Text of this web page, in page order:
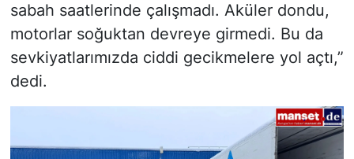
sabah saatlerinde çalışmadı. Aküler dondu,
motorlar soğuktan devreye girmedi. Bu da
sevkiyatlarımızda ciddi gecikmelere yol açtı,”
dedi.